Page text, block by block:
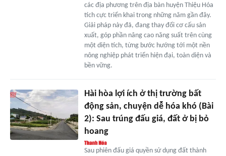
các địa phương trên địa bàn huyện Thiệu Hóa
tích cực triển khai trong những năm gần đây.
Giải pháp này đã, đang thay đổi cơ cấu sản
xuất, góp phần nâng cao năng suất trên cùng
một diện tích, từng bước hướng tới một nền
nông nghiệp phát triển hiện đại, toàn diện và
bền vững.
Hài hòa lợi ích ở thị trường bất
động sản, chuyện dễ hóa khó (Bài
2): Sau trúng đấu giá, đất ở bị bỏ
hoang
Sau phiên đấu giá quyền sử dụng đất thành